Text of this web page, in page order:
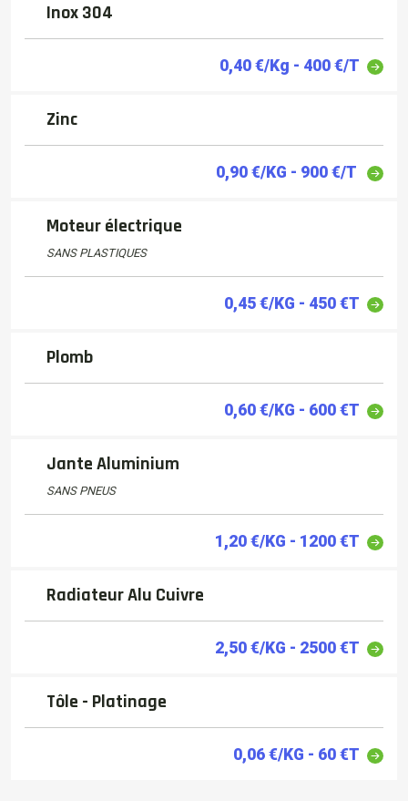
Inox 304
0,40 €/Kg - 400 €/T
Zinc
0,90 €/KG - 900 €/T
Moteur électrique
SANS PLASTIQUES
0,45 €/KG - 450 €T
Plomb
0,60 €/KG - 600 €T
Jante Aluminium
SANS PNEUS
1,20 €/KG - 1200 €T
Radiateur Alu Cuivre
2,50 €/KG - 2500 €T
Tôle - Platinage
0,06 €/KG - 60 €T